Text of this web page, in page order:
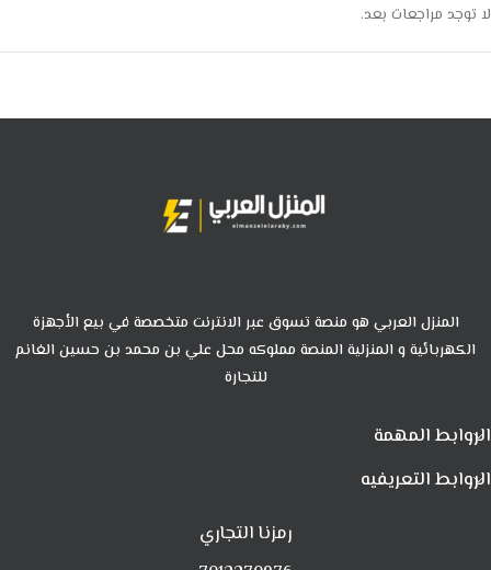
لا توجد مراجعات بعد.
المنزل العربي هو منصة تسوق عبر الانترنت متخصصة في بيع الأجهزة
الكهربائية و المنزلية المنصة مملوكه محل علي بن محمد بن حسين الغانم
للتجارة
الروابط المهمة
الروابط التعريفيه
رمزنا التجاري